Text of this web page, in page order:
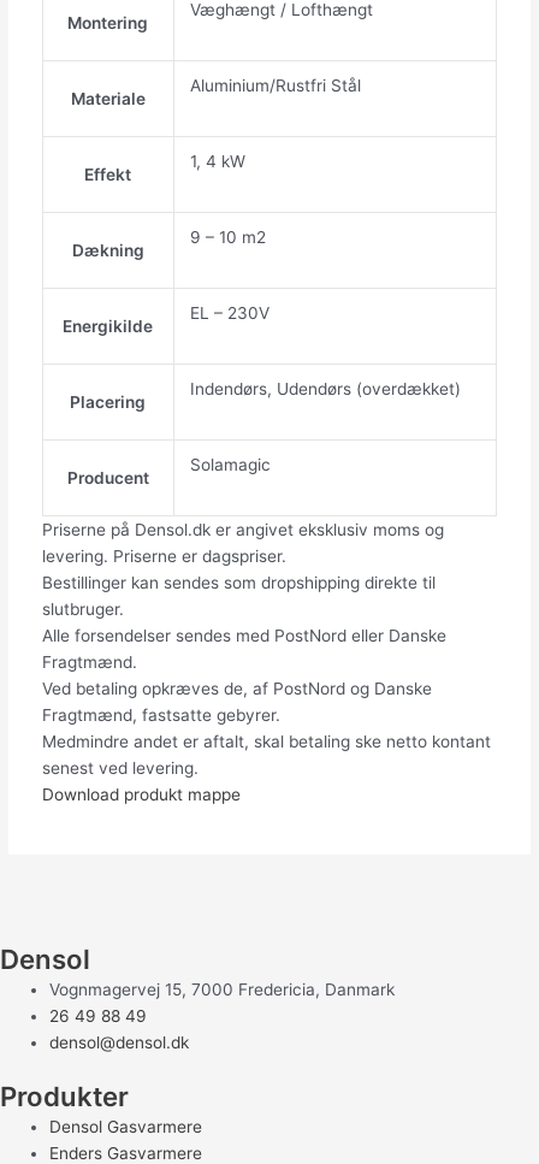
Montering
Væghængt / Lofthængt
Materiale
Aluminium/Rustfri Stål
Effekt
1, 4 kW
Dækning
9 – 10 m2
Energikilde
EL – 230V
Placering
Indendørs, Udendørs (overdækket)
Producent
Solamagic
Priserne på Densol.dk er angivet eksklusiv moms og
levering. Priserne er dagspriser.
Bestillinger kan sendes som dropshipping direkte til
slutbruger.
Alle forsendelser sendes med PostNord eller Danske
Fragtmænd.
Ved betaling opkræves de, af PostNord og Danske
Fragtmænd, fastsatte gebyrer.
Medmindre andet er aftalt, skal betaling ske netto kontant
senest ved levering.
Download produkt mappe
Densol
Vognmagervej 15, 7000 Fredericia, Danmark
26 49 88 49
densol@densol.dk
Produkter
Densol Gasvarmere
Enders Gasvarmere